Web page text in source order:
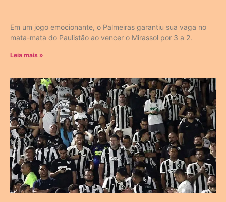
Em um jogo emocionante, o Palmeiras garantiu sua vaga no
mata-mata do Paulistão ao vencer o Mirassol por 3 a 2.
Leia mais »